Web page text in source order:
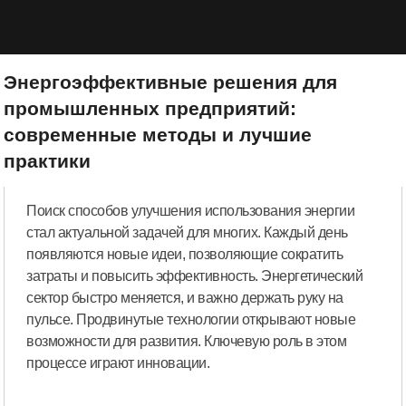
Энергоэффективные решения для
промышленных предприятий:
современные методы и лучшие
практики
Поиск способов улучшения использования энергии
стал актуальной задачей для многих. Каждый день
появляются новые идеи, позволяющие сократить
затраты и повысить эффективность. Энергетический
сектор быстро меняется, и важно держать руку на
пульсе. Продвинутые технологии открывают новые
возможности для развития. Ключевую роль в этом
процессе играют инновации.